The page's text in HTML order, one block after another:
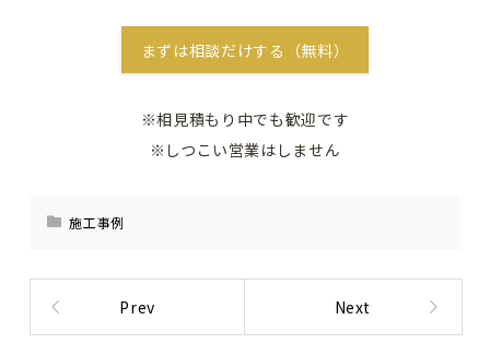
まずは相談だけする（無料）
※相見積もり中でも歓迎です
※しつこい営業はしません
施工事例
Prev Next